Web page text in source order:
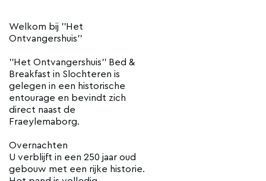
Welkom bij ''Het
Ontvangershuis''
''Het Ontvangershuis'' Bed &
Breakfast in Slochteren is
gelegen in een historische
entourage en bevindt zich
direct naast de
Fraeylemaborg.
Overnachten
U verblijft in een 250 jaar oud
gebouw met een rijke historie.